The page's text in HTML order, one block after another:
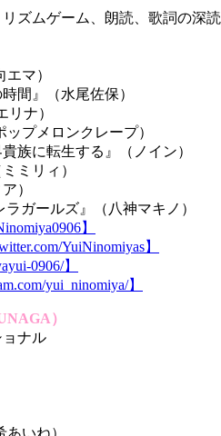
ズムゲーム、朗読、歌詞の深読
マ）
間』（水尾佐保）
リナ）
ップメロンクレープ）
族に転生する』（ノイン）
ミリィ）
）
ガールズ』（八神マキノ）
】
YuiNinomiyas】
0906/】
yui_ninomiya/】
）
ナル
いね）